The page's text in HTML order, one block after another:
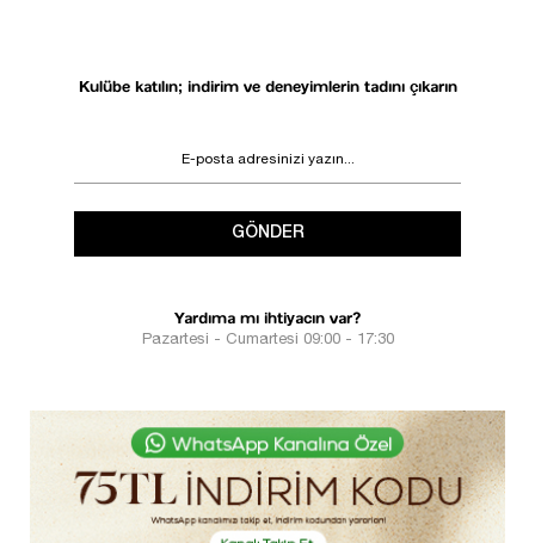
Kulübe katılın; indirim ve deneyimlerin tadını çıkarın
GÖNDER
Yardıma mı ihtiyacın var?
Pazartesi - Cumartesi 09:00 - 17:30